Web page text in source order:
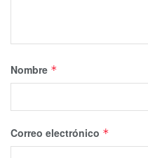
Nombre *
Correo electrónico *